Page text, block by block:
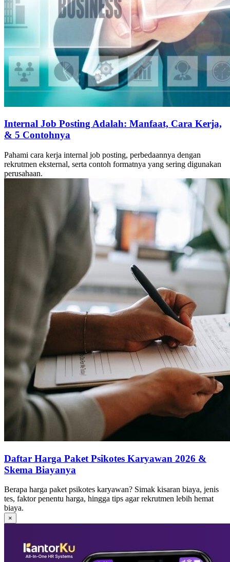
Internal Job Posting Adalah: Manfaat, Cara Kerja,
& 5 Contohnya
Pahami cara kerja internal job posting, perbedaannya dengan
rekrutmen eksternal, serta contoh formatnya yang sering digunakan
perusahaan.
Daftar Harga Paket Psikotes Karyawan 2026 &
Skema Biayanya
Berapa harga paket psikotes karyawan? Simak kisaran biaya, jenis
tes, faktor penentu harga, hingga tips agar rekrutmen lebih hemat
biaya.
×